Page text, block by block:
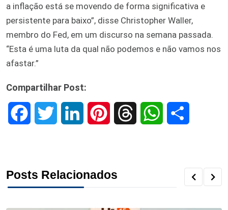
a inflação está se movendo de forma significativa e
persistente para baixo”, disse Christopher Waller,
membro do Fed, em um discurso na semana passada.
“Esta é uma luta da qual não podemos e não vamos nos
afastar.”
Compartilhar Post:
e t k t
Posts Relacionados